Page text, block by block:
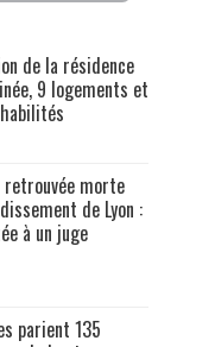
de la résidence
9 logements et
morte
de Lyon :
à un juge
parient 135